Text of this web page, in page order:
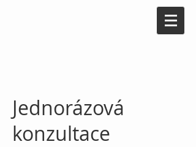
Jednorázová
konzultace